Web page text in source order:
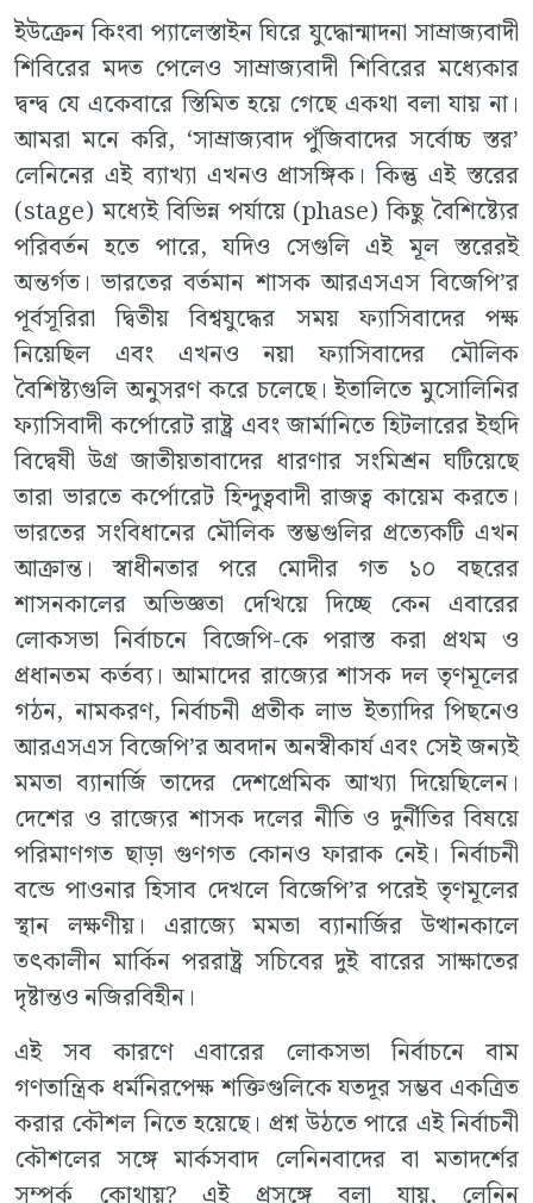
ইউক্রেন কিংবা প্যালেস্তাইন ঘিরে যুদ্ধোন্মাদনা সাম্রাজ্যবাদী
শিবিরের মদত পেলেও সাম্রাজ্যবাদী শিবিরের মধ্যেকার
দ্বন্দ্ব যে একেবারে স্তিমিত হয়ে গেছে একথা বলা যায় না।
আমরা মনে করি, ‘সাম্রাজ্যবাদ পুঁজিবাদের সর্বোচ্চ স্তর’
লেনিনের এই ব্যাখ্যা এখনও প্রাসঙ্গিক। কিন্তু এই স্তরের
(stage) মধ্যেই বিভিন্ন পর্যায়ে (phase) কিছু বৈশিষ্ট্যের
পরিবর্তন হতে পারে, যদিও সেগুলি এই মূল স্তরেরই
অন্তর্গত। ভারতের বর্তমান শাসক আরএসএস বিজেপি’র
পূর্বসূরিরা দ্বিতীয় বিশ্বযুদ্ধের সময় ফ্যাসিবাদের পক্ষ
নিয়েছিল এবং এখনও নয়া ফ্যাসিবাদের মৌলিক
বৈশিষ্ট্যগুলি অনুসরণ করে চলেছে। ইতালিতে মুসোলিনির
ফ্যাসিবাদী কর্পোরেট রাষ্ট্র এবং জার্মানিতে হিটলারের ইহুদি
বিদ্বেষী উগ্র জাতীয়তাবাদের ধারণার সংমিশ্রন ঘটিয়েছে
তারা ভারতে কর্পোরেট হিন্দুত্ববাদী রাজত্ব কায়েম করতে।
ভারতের সংবিধানের মৌলিক স্তম্ভগুলির প্রত্যেকটি এখন
আক্রান্ত। স্বাধীনতার পরে মোদীর গত ১০ বছরের
শাসনকালের অভিজ্ঞতা দেখিয়ে দিচ্ছে কেন এবারের
লোকসভা নির্বাচনে বিজেপি-কে পরাস্ত করা প্রথম ও
প্রধানতম কর্তব্য। আমাদের রাজ্যের শাসক দল তৃণমূলের
গঠন, নামকরণ, নির্বাচনী প্রতীক লাভ ইত্যাদির পিছনেও
আরএসএস বিজেপি’র অবদান অনস্বীকার্য এবং সেই জন্যই
মমতা ব্যানার্জি তাদের দেশপ্রেমিক আখ্যা দিয়েছিলেন।
দেশের ও রাজ্যের শাসক দলের নীতি ও দুর্নীতির বিষয়ে
পরিমাণগত ছাড়া গুণগত কোনও ফারাক নেই। নির্বাচনী
বন্ডে পাওনার হিসাব দেখলে বিজেপি’র পরেই তৃণমূলের
স্থান লক্ষণীয়। এরাজ্যে মমতা ব্যানার্জির উত্থানকালে
তৎকালীন মার্কিন পররাষ্ট্র সচিবের দুই বারের সাক্ষাতের
দৃষ্টান্তও নজিরবিহীন।
এই সব কারণে এবারের লোকসভা নির্বাচনে বাম
গণতান্ত্রিক ধর্মনিরপেক্ষ শক্তিগুলিকে যতদূর সম্ভব একত্রিত
করার কৌশল নিতে হয়েছে। প্রশ্ন উঠতে পারে এই নির্বাচনী
কৌশলের সঙ্গে মার্কসবাদ লেনিনবাদের বা মতাদর্শের